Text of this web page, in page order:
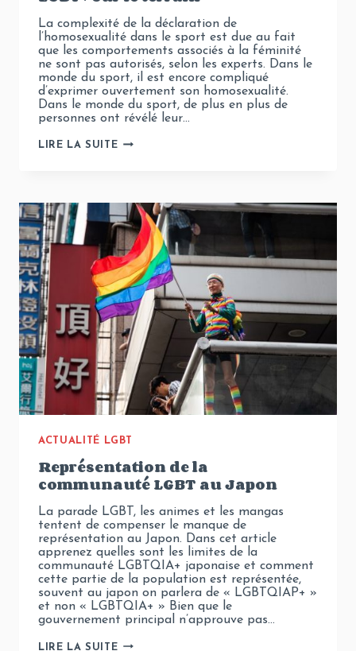
La complexité de la déclaration de
l’homosexualité dans le sport est due au fait
que les comportements associés à la féminité
ne sont pas autorisés, selon les experts. Dans le
monde du sport, il est encore compliqué
d’exprimer ouvertement son homosexualité.
Dans le monde du sport, de plus en plus de
personnes ont révélé leur…
LIRE LA SUITEDISCRIMINATION
LE
TERRAIN
ACTUALITÉ LGBT
Représentation de la
communauté LGBT au Japon
La parade LGBT, les animes et les mangas
tentent de compenser le manque de
représentation au Japon. Dans cet article
apprenez quelles sont les limites de la
communauté LGBTQIA+ japonaise et comment
cette partie de la population est représentée,
souvent au japon on parlera de « LGBTQIAP+ »
et non « LGBTQIA+ » Bien que le
gouvernement principal n’approuve pas…
LIRE LA SUITEREPRÉSENTATION